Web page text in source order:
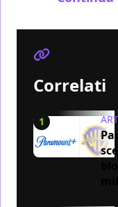
Correlati
1